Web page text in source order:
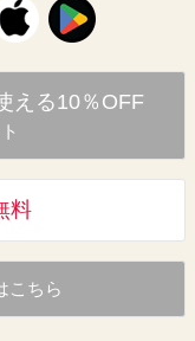
える10％OFF
料
こちら